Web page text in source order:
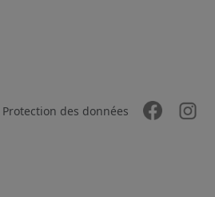
Protection des données